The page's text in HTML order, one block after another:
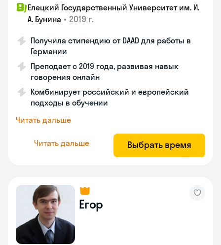
Елецкий Государственный Университет им. И.
А. Бунина • 2019 г.
Получила стипендию от DAAD для работы в
Германии
Преподает с 2019 года, развивая навык
говорения онлайн
Комбинирует российский и европейский
подходы в обучении
Читать дальше
Читать дальше Выбрать время
Егор